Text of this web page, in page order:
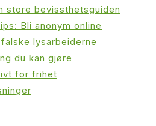
store bevissthetsguiden
Bli anonym online
lysarbeiderne
du kan gjøre
for frihet